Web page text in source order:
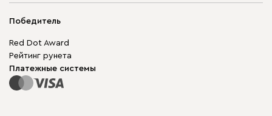
Гарантия
Для бизнеса
Карта сайта
Корпусная мебель
Модульная мебель
Столы и стулья
Победитель
Red Dot Award
Рейтинг рунета
Платежные системы